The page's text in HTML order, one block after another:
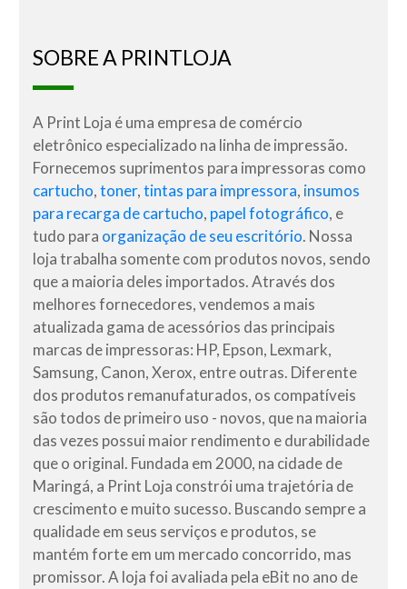
SOBRE A PRINTLOJA
A Print Loja é uma empresa de comércio
eletrônico especializado na linha de impressão.
Fornecemos suprimentos para impressoras como
cartucho,toner,tintas para impressora, insumos
para recarga de cartucho, papel fotográfico, e
tudo para organização de seu escritório. Nossa
loja trabalha somente com produtos novos, sendo
que a maioria deles importados. Através dos
melhores fornecedores, vendemos a mais
atualizada gama de acessórios das principais
marcas de impressoras: HP, Epson, Lexmark,
Samsung, Canon, Xerox, entre outras. Diferente
dos produtos remanufaturados, os compatíveis
são todos de primeiro uso - novos, que na maioria
das vezes possui maior rendimento e durabilidade
que o original. Fundada em 2000, na cidade de
Maringá, a Print Loja constrói uma trajetória de
crescimento e muito sucesso. Buscando sempre a
qualidade em seus serviços e produtos, se
mantém forte em um mercado concorrido, mas
promissor. A loja foi avaliada pela eBit no ano de